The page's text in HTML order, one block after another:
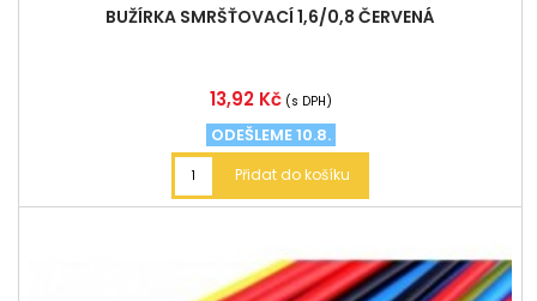
BUŽÍRKA SMRŠŤOVACÍ 1,6/0,8 ČERVENÁ
Cena
13,92 Kč (s DPH)
ODEŠLEME 10.8.
Přidat do košíku